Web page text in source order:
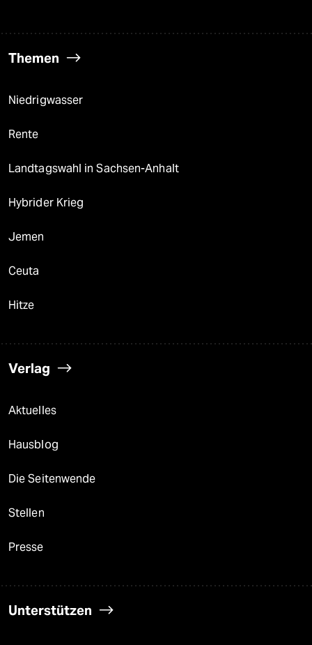
Themen
Niedrigwasser
Rente
Landtagswahl in Sachsen-Anhalt
Hybrider Krieg
Jemen
Ceuta
Hitze
Verlag
Aktuelles
Hausblog
Die Seitenwende
Stellen
Presse
Unterstützen